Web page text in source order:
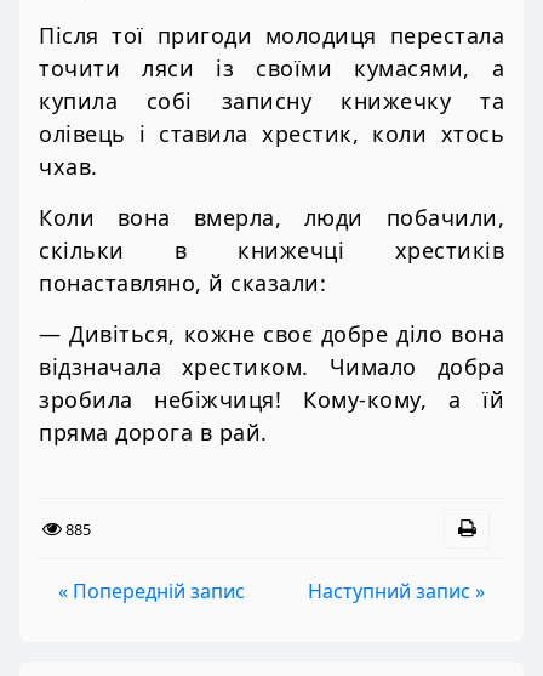
Після тої пригоди молодиця перестала
точити ляси із своїми кумасями, а
купила собі записну книжечку та
олівець і ставила хрестик, коли хтось
чхав.
Коли вона вмерла, люди побачили,
скільки в книжечці хрестиків
понаставляно, й сказали:
— Дивіться, кожне своє добре діло вона
відзначала хрестиком. Чимало добра
зробила небіжчиця! Кому-кому, а їй
пряма дорога в рай.
885
« Попередній запис Наступний запис »